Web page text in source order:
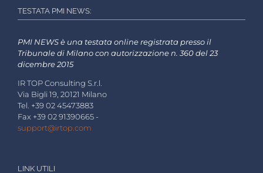
TESTATA PMI NEWS:
PMI NEWS è una testata online registrata presso il
Tribunale di Milano con autorizzazione n. 360 del 23
dicembre 2015
IR TOP Consulting S.r.l.
Via Bigli 19, 20121 Milano
Tel. +39 02 45473883
Fax +39 02 91390665 -
support@irtop.com
LINK UTILI